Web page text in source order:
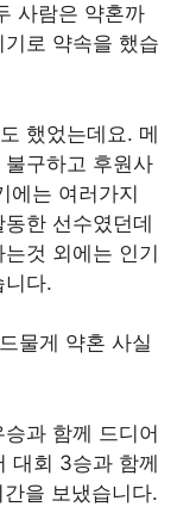
사람은 약혼까
로 약속을 했습
했었는데요. 메
구하고 후원사
에는 여러가지
한 선수였던데
것 외에는 인기
니다.
물게 약혼 사실
과 함께 드디어
대회 3승과 함께
을 보냈습니다.